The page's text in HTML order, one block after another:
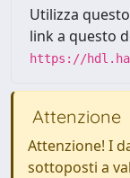
Utilizza
link a questo
https://
Attenzione
Attenzione! I
sottoposti a